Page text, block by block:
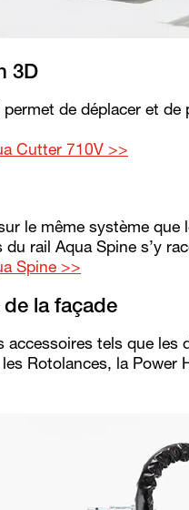
3D
de déplacer et
Cutter 710V >>
le même système que
rail Aqua Spine s’y
Spine >>
la façade
accessoires tels que
Rotolances, la